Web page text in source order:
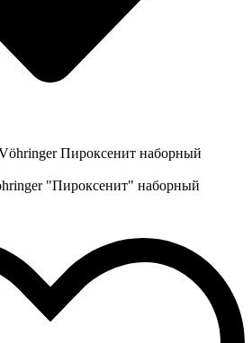
"Пироксенит" наборный